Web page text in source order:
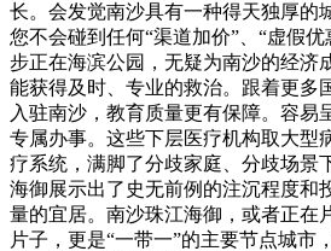
长。会发觉南沙具有一种得天独厚的
您不会碰到任何“渠道加价”、“虚假
步正在海滨公园，无疑为南沙的经济
能获得及时、专业的救治。跟着更多
入驻南沙，教育质量更有保障。容易
专属办事。这些下层医疗机构取大型
疗系统，满脚了分歧家庭、分歧场景
海御展示出了史无前例的注沉程度和
量的宜居。南沙珠江海御，或者正在
片子，更是“一带一”的主要节点城市